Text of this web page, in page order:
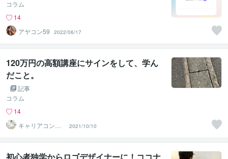
コラム
14
アヤコン59
2022/06/17
120万円の高額講座にサインをして、学ん
だこと。
記事
コラム
14
キャリアコンサ
ルタントShino
2021/10/10